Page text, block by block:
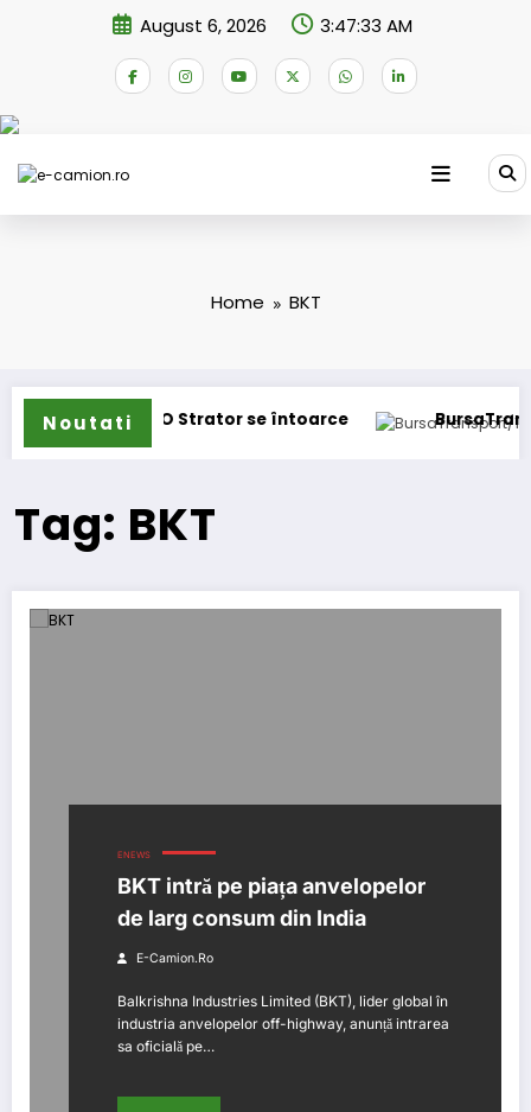
August 6, 2026 3:47:33 AM
Home BKT
Noutati
IVECO Strator se întoarce
Tag: BKT
ENEWS
BKT intră pe piața anvelopelor
de larg consum din India
E-Camion.ro
Balkrishna Industries Limited (BKT), lider global în
industria anvelopelor off-highway, anunță intrarea
sa oficială pe…